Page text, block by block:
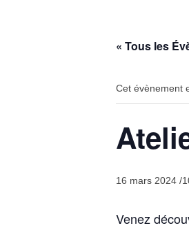
« Tous les
Cet évènement
16 mars 2024 /
Venez